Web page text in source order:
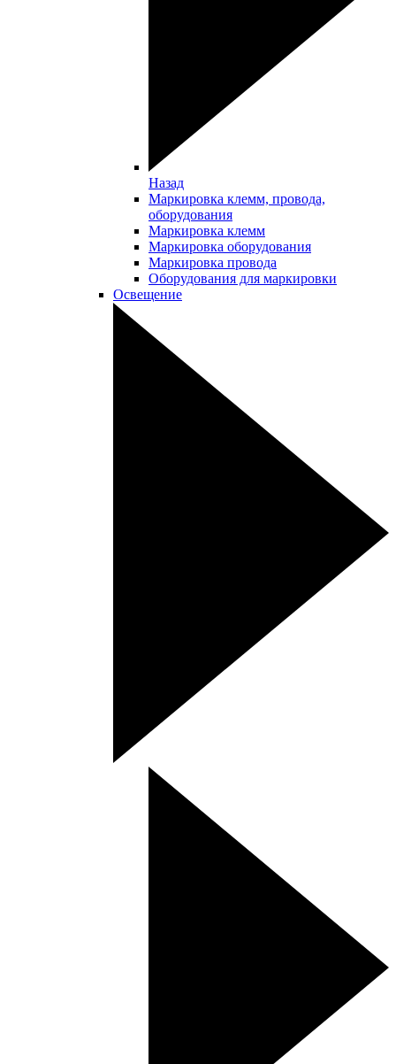
Назад
Маркировка клемм, провода,
оборудования
Маркировка клемм
Маркировка оборудования
Маркировка провода
Оборудования для маркировки
Освещение